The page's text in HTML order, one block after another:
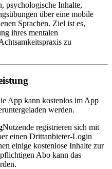
psychologische Inhalte,
über eine mobile
Sprachen. Ziel ist es,
ihres mentalen
zu
App kann kostenlos im App
werden.
Nutzende registrieren sich mit
einen Drittanbieter-Login
einige kostenlose Inhalte zur
Abo kann das